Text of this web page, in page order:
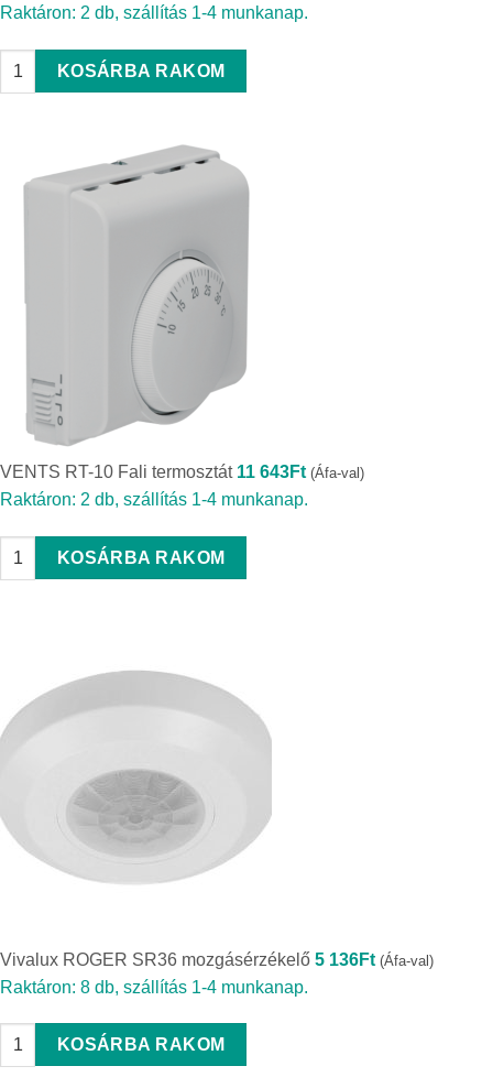
Raktáron: 2 db, szállítás 1-4 munkanap.
RS-1-400 ventilátor fordulatszám szabályzó quantity
KOSÁRBA RAKOM
VENTS RT-10 Fali termosztát 11 643Ft (Áfa-val)
Raktáron: 2 db, szállítás 1-4 munkanap.
VENTS RT-10 Fali termosztát quantity
KOSÁRBA RAKOM
Vivalux ROGER SR36 mozgásérzékelő 5 136Ft (Áfa-val)
Raktáron: 8 db, szállítás 1-4 munkanap.
Vivalux ROGER SR36 mozgásérzékelő quantity
KOSÁRBA RAKOM